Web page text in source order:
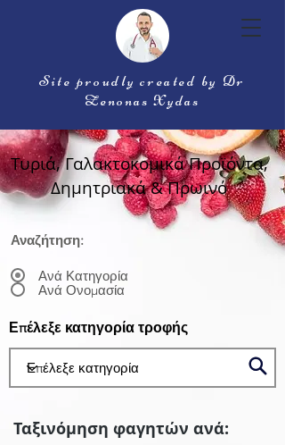
Site proudly created by Dr
Zenonas Xydas
Τυριά, Γαλακτοκομικά Προϊόντα,
Δημητριακά & Πρωινό
Αναζήτηση:
Ανά Κατηγορία
Ανά Ονομασία
Επέλεξε κατηγορία τροφής
Ταξινόμηση φαγητών ανά: